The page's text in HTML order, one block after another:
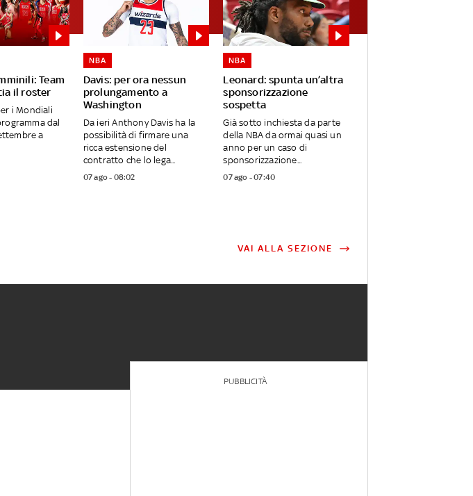
Team
il roster
i Mondiali
dal
a
Davis: per ora nessun
prolungamento a
Washington
NBA
Da ieri Anthony Davis ha la
possibilità di firmare una
ricca estensione del
contratto che lo lega...
07 ago - 08:02
Leonard: spunta un’altra
sponsorizzazione
sospetta
NBA
Già sotto inchiesta da parte
della NBA da ormai quasi un
anno per un caso di
sponsorizzazione...
07 ago - 07:40
VAI ALLA SEZIONE
PUBBLICITÀ